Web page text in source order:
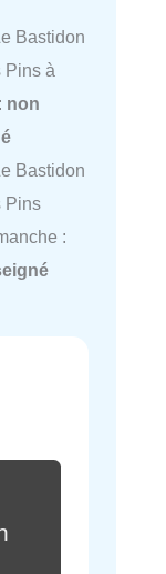
Bastidon
Pins à
non
Bastidon
Pins
: